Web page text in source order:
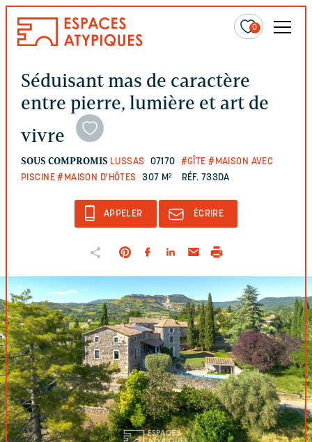
0
Séduisant mas de caractère
entre pierre, lumière et art de
vivre
SOUS COMPROMIS LUSSAS 07170 #GÎTE #MAISON AVEC
PISCINE #MAISON D'HÔTES 307 M² RÉF. 733DA
APPELER ÉCRIRE